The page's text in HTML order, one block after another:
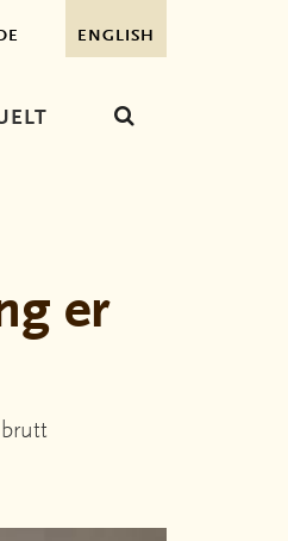
ENGLISH
er